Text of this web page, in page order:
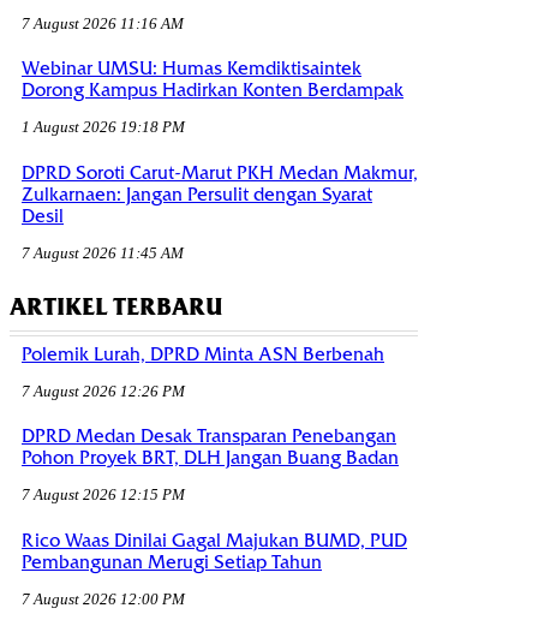
7 August 2026 11:16 AM
Webinar UMSU: Humas Kemdiktisaintek
Dorong Kampus Hadirkan Konten Berdampak
1 August 2026 19:18 PM
DPRD Soroti Carut-Marut PKH Medan Makmur,
Zulkarnaen: Jangan Persulit dengan Syarat
Desil
7 August 2026 11:45 AM
ARTIKEL TERBARU
Polemik Lurah, DPRD Minta ASN Berbenah
7 August 2026 12:26 PM
DPRD Medan Desak Transparan Penebangan
Pohon Proyek BRT, DLH Jangan Buang Badan
7 August 2026 12:15 PM
Rico Waas Dinilai Gagal Majukan BUMD, PUD
Pembangunan Merugi Setiap Tahun
7 August 2026 12:00 PM